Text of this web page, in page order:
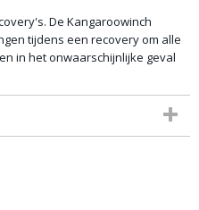
De Kangaroowinch
tijdens een recovery om alle
in het onwaarschijnlijke geval